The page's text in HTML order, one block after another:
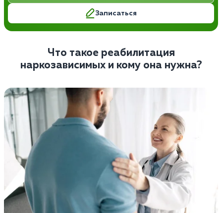
Записаться
Что такое реабилитация
наркозависимых и кому она нужна?